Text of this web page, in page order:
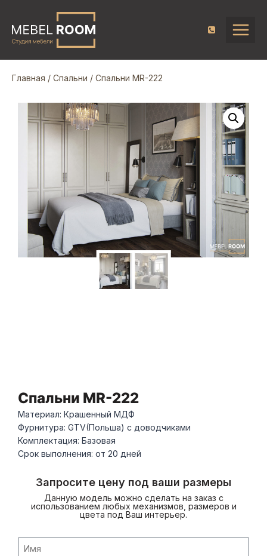
Главная / Спальни / Спальни MR-222
Спальни MR-222
Материал: Крашенный МДФ
Фурнитура: GTV(Польша) с доводчиками
Комплектация: Базовая
Срок выполнения: от 20 дней
Запросите цену под ваши размеры
Данную модель можно сделать на заказ с
использованием любых механизмов, размеров и
цвета под Ваш интерьер.